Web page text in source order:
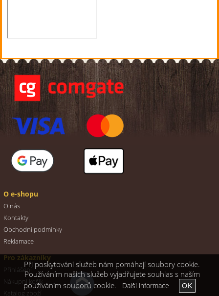
O e-shopu
O nás
Kontakty
Obchodní podmínky
Reklamace
Pro zákazníky
Přihlášení
Nákupní košík
Katalog zboží
Při poskytování služeb nám pomáhají soubory cookie.
Používáním našich služeb vyjadřujete souhlas s naším
používáním souborů cookie. Další informace